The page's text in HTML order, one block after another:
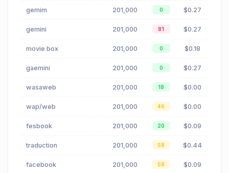
gemim 201,000 0 $0.27
gemini 201,000 81 $0.27
movie box 201,000 0 $0.18
gaemini 201,000 0 $0.27
wasaweb 201,000 18 $0.00
wap/web 201,000 46 $0.00
fesbook 201,000 20 $0.09
traduction 201,000 58 $0.44
facebook 201,000 58 $0.09